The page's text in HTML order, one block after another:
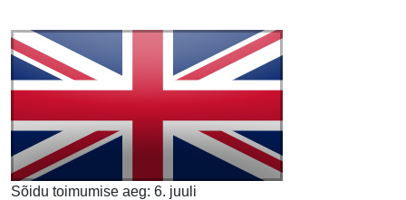
Sõidu toimumise aeg: 6. juuli